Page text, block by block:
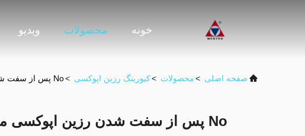
خونه محصولات ویدیو
صفحه اصلی >محصولات >کیورینگ رزین اپوکسی >No پس از سفت شدن رزین اپوکسی مایع 8216 رزین اپوکسی عایق کننده دمای اتاق